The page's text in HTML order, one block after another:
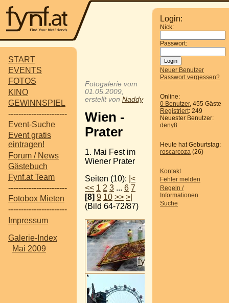
START
EVENTS
FOTOS
KINO
GEWINNSPIEL
-----------------------
Event-Suche
Event gratis
eintragen!
Forum / News
Gästebuch
Fynf.at Team
-----------------------
Fotobox Mieten
-----------------------
Impressum
Galerie-Index
Mai 2009
Login:
Nick:
Passwort:
Neuer Benutzer
Passwort vergessen?
Online:
0 Benutzer, 455 Gäste
Registriert: 249
Neuester Benutzer:
deny8
Heute hat Geburtstag:
roscarcoza (26)
Kontakt
Fehler melden
Regeln /
Informationen
Suche
Fotogalerie vom
01.05.2009,
erstellt von Naddy
Wien -
Prater
1. Mai Fest im
Wiener Prater
Seiten (10): |<
<< 1 2 3 ... 6 7
[8] 9 10 >> >|
(Bild 64-72/87)